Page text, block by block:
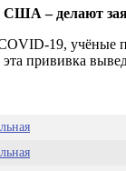
– делают
19,
эта прививка